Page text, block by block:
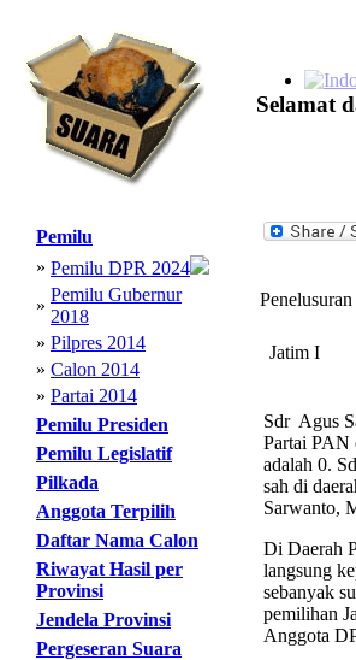
Selamat
Pemilu
» Pemilu DPR 2024
»
Pemilu Gubernur
2018
» Pilpres 2014
» Calon 2014
» Partai 2014
Pemilu Presiden
Pemilu Legislatif
Pilkada
Anggota Terpilih
Daftar Nama Calon
Riwayat Hasil per
Provinsi
Jendela Provinsi
Pergeseran Suara
Penelusuran
Jatim I
Sdr Agus
Partai PAN
adalah 0.
sah di
Sarwanto,
Di Daerah
langsung
sebanyak
pemilihan
Anggota